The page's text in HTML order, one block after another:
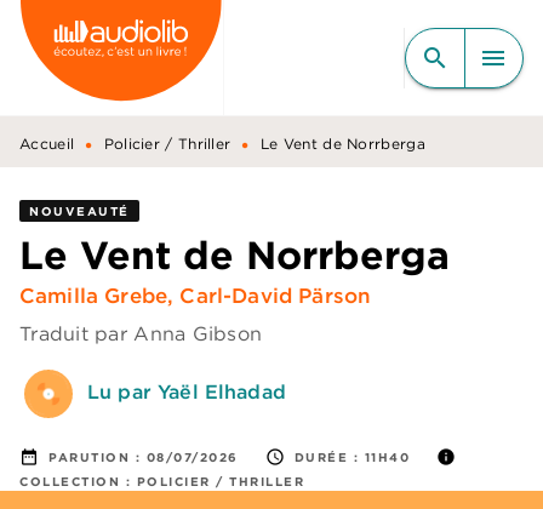
MENU RECHERCHE
CONTENU
PIED DE PAGE
search menu
Accueil • Policier / Thriller • Le Vent de Norrberga
NOUVEAUTÉ
Le Vent de Norrberga
Camilla Grebe, Carl-David Pärson
Traduit par Anna Gibson
Lu par Yaël Elhadad
date_range PARUTION : 08/07/2026 access_time DURÉE : 11H40 info
COLLECTION : POLICIER / THRILLER